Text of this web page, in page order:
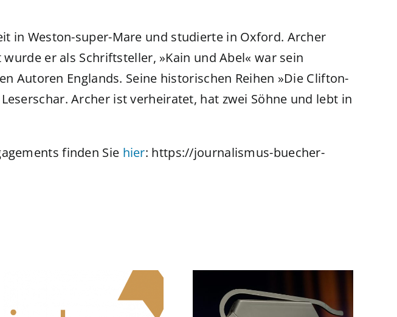
in Weston-super-Mare und studierte in Oxford. Archer
er als Schriftsteller, »Kain und Abel« war sein
Autoren Englands. Seine historischen Reihen »Die Clifton-
Archer ist verheiratet, hat zwei Söhne und lebt in
finden Sie hier: https://journalismus-buecher-